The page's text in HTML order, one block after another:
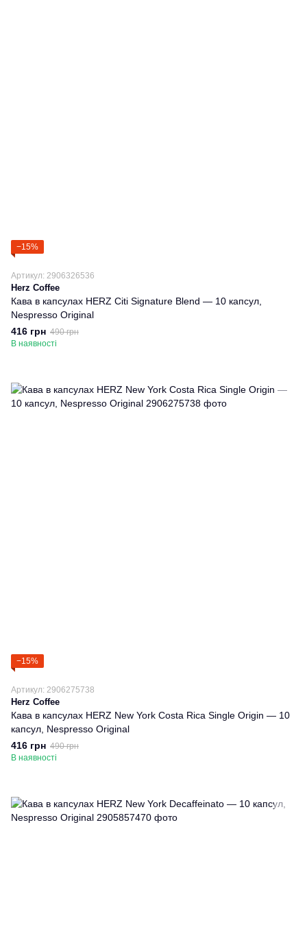
−15%
Артикул: 2906326536
Herz Coffee
Кава в капсулах HERZ Citi Signature Blend — 10 капсул,
Nespresso Original
416 грн 490 грн
В наявності
−15%
Артикул: 2906275738
Herz Coffee
Кава в капсулах HERZ New York Costa Rica Single Origin — 10
капсул, Nespresso Original
416 грн 490 грн
В наявності